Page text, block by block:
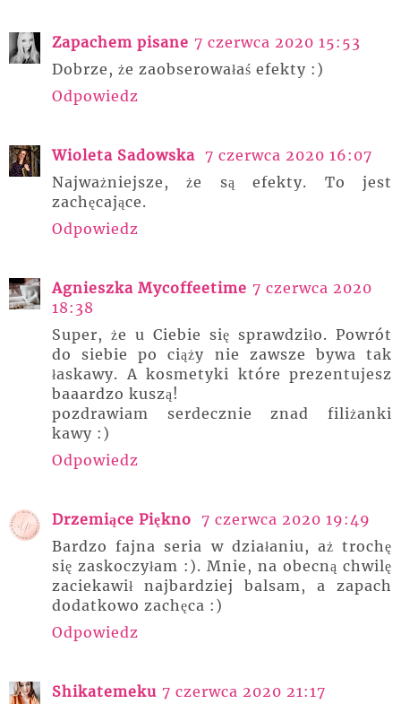
Zapachem pisane 7 czerwca 2020 15:53
Dobrze, że zaobserowałaś efekty :)
Odpowiedz
Wioleta Sadowska 7 czerwca 2020 16:07
Najważniejsze, że są efekty. To jest
zachęcające.
Odpowiedz
Agnieszka Mycoffeetime 7 czerwca 2020
18:38
Super, że u Ciebie się sprawdziło. Powrót
do siebie po ciąży nie zawsze bywa tak
łaskawy. A kosmetyki które prezentujesz
baaardzo kuszą!
pozdrawiam serdecznie znad filiżanki
kawy :)
Odpowiedz
Drzemiące Piękno 7 czerwca 2020 19:49
Bardzo fajna seria w działaniu, aż trochę
się zaskoczyłam :). Mnie, na obecną chwilę
zaciekawił najbardziej balsam, a zapach
dodatkowo zachęca :)
Odpowiedz
Shikatemeku 7 czerwca 2020 21:17